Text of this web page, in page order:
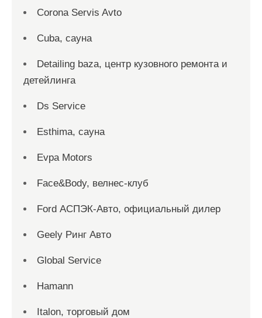
Corona Servis Avto
Cuba, сауна
Detailing baza, центр кузовного ремонта и
детейлинга
Ds Service
Esthima, сауна
Evpa Motors
Face&Body, велнес-клуб
Ford АСПЭК-Авто, официальный дилер
Geely Ринг Авто
Global Service
Hamann
Italon, торговый дом